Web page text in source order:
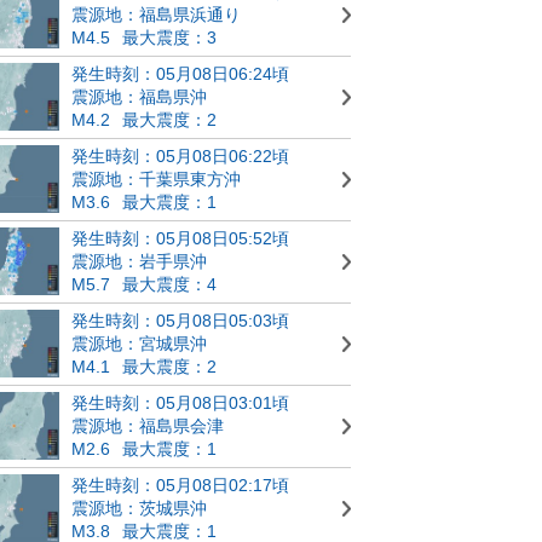
震源地：福島県浜通り
M4.5
最大震度：3
発生時刻：05月08日06:24頃
震源地：福島県沖
M4.2
最大震度：2
発生時刻：05月08日06:22頃
震源地：千葉県東方沖
M3.6
最大震度：1
発生時刻：05月08日05:52頃
震源地：岩手県沖
M5.7
最大震度：4
発生時刻：05月08日05:03頃
震源地：宮城県沖
M4.1
最大震度：2
発生時刻：05月08日03:01頃
震源地：福島県会津
M2.6
最大震度：1
発生時刻：05月08日02:17頃
震源地：茨城県沖
M3.8
最大震度：1